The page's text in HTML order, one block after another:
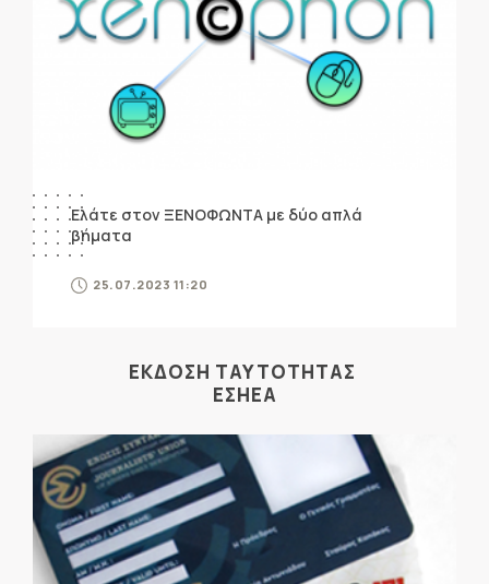
Ελάτε στον ΞΕΝΟΦΩΝΤΑ με δύο απλά
βήματα
25.07.2023 11:20
ΕΚΔΟΣΗ ΤΑΥΤΟΤΗΤΑΣ
ΕΣΗΕΑ